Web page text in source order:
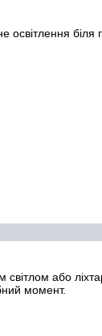
освітлення біля
світлом або
момент.